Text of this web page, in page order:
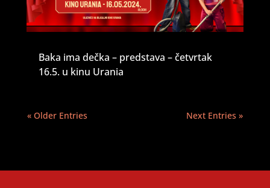
Baka ima dečka – predstava – četvrtak
16.5. u kinu Urania
« Older Entries Next Entries »